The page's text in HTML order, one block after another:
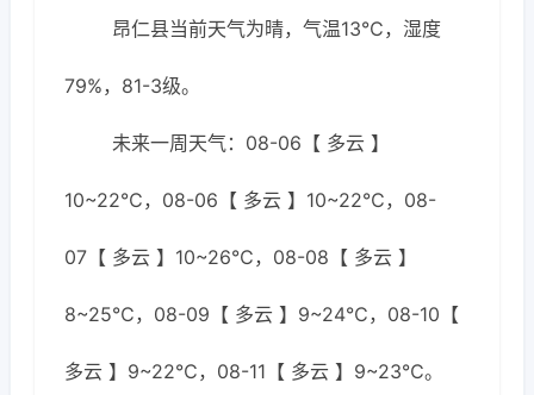
昂仁县当前天气为晴，气温13℃，湿度
79%，81-3级。
未来一周天气：08-06【 多云 】
10~22℃，08-06【 多云 】10~22℃，08-
07【 多云 】10~26℃，08-08【 多云 】
8~25℃，08-09【 多云 】9~24℃，08-10【
多云 】9~22℃，08-11【 多云 】9~23℃。